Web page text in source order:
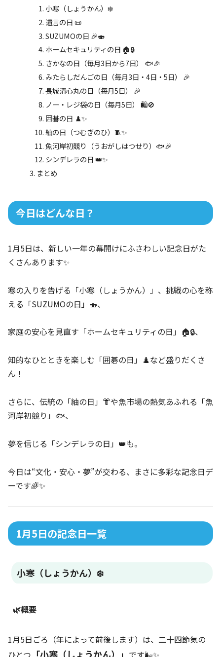
小寒（しょうかん）❄️
遺言の日 📜
SUZUMOの日 🎉🍣
ホームセキュリティの日 🏠🔒
さかなの日（毎月3日から7日） 🐟🎉
みたらしだんごの日（毎月3日・4日・5日） 🎉
長城清心丸の日（毎月5日） 🎉
ノー・レジ袋の日（毎月5日） 🛍️🚫
囲碁の日 ♟️✨
紬の日（つむぎのひ）🧵✨
魚河岸初競り（うおがしはつせり）🐟🎉
シンデレラの日 👑✨
まとめ
今日はどんな日？
1月5日は、新しい一年の幕開けにふさわしい記念日がた
くさんあります✨
寒の入りを告げる「小寒（しょうかん）」、挑戦の心を称
える「SUZUMOの日」🍣、
家庭の安心を見直す「ホームセキュリティの日」🏠🔒、
知的なひとときを楽しむ「囲碁の日」♟️など盛りだくさ
ん！
さらに、伝統の「紬の日」👘や魚市場の熱気あふれる「魚
河岸初競り」🐟、
夢を信じる「シンデレラの日」👑も。
今日は“文化・安心・夢”が交わる、まさに多彩な記念日デ
ーです🌈✨
1月5日の記念日一覧
小寒（しょうかん）❄️
🌿概要
1月5日ごろ（年によって前後します）は、二十四節気の
「小寒（しょうかん）」